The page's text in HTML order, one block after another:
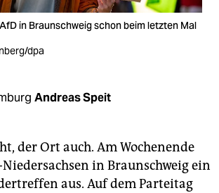
in Braunschweig schon beim letzten Mal
dpa
Andreas Speit
der Ort auch. Am Wochenende
in Braunschweig ein
aus. Auf dem Parteitag